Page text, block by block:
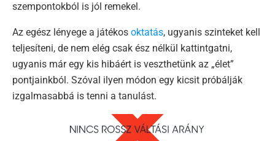
szempontokból is jól remekel.
Az egész lényege a játékos oktatás, ugyanis szinteket kell
teljesíteni, de nem elég csak ész nélkül kattintgatni,
ugyanis már egy kis hibáért is veszthetünk az „élet”
pontjainkból. Szóval ilyen módon egy kicsit próbálják
izgalmasabbá is tenni a tanulást.